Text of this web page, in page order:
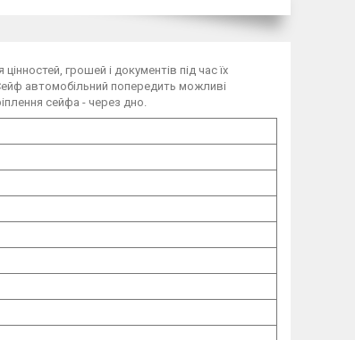
грошей і документів під час їх
автомобільний попередить можливі
сейфа - через дно.